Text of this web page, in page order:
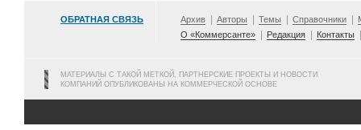
ОБРАТНАЯ СВЯЗЬ Архив Авторы Темы Справочники
О «Коммерсанте»
Редакция Контакты
МАТЕРИАЛЫ С ТАКОЙ МЕТКОЙ, ПАРТНЕРСКИЕ ПРОЕКТЫ И НОВОСТИ
КОМПАНИЙ ОПУБЛИКОВАНЫ НА КОММЕРЧЕСКОЙ ОСНОВЕ